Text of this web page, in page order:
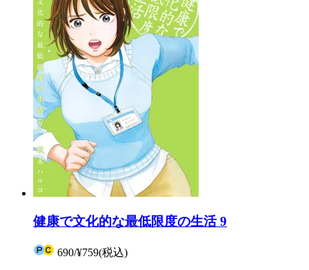
健康で文化的な最低限度の生活 9
690/¥759(税込)